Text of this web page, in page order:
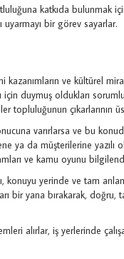
katkıda bulunmak
uyarmayı bir görev sayarlar.
ve kültürel
için duymuş oldukları
topluluğunun çıkarlarının
varırlarsa ve bu
ya da müşterilerine yazılı
ve kamu oyunu
yerinde ve tam
bir yana bırakarak, doğru,
alırlar, iş yerlerinde